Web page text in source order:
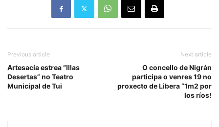
Previous article
Artesacía estrea “Illas
Desertas” no Teatro
Municipal de Tui
Next article
O concello de Nigrán
participa o venres 19 no
proxecto de Libera “1m2 por
los ríos!